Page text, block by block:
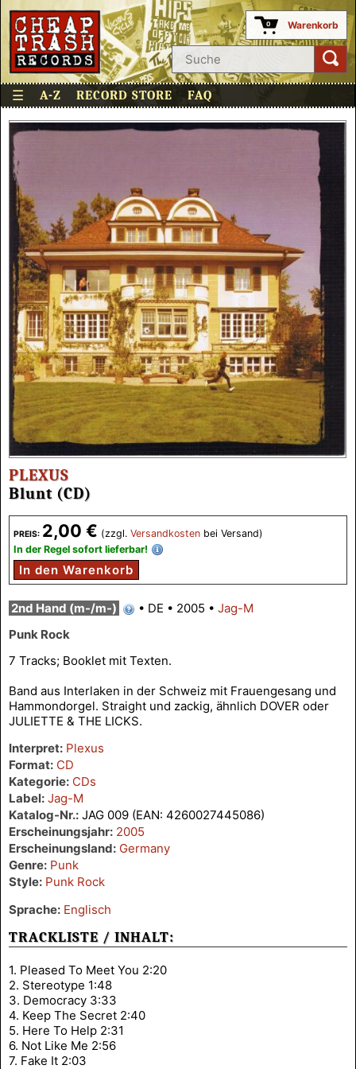
0 Warenkorb
☰ A-Z RECORD STORE FAQ
PREIS: 2,00 € (zzgl. Versandkosten bei Versand)
In der Regel sofort lieferbar!
In den Warenkorb
PLEXUS
Blunt (CD)
2nd Hand (m-/m-) • DE • 2005 • Jag-M
Punk Rock
7 Tracks; Booklet mit Texten.
Band aus Interlaken in der Schweiz mit Frauengesang und
Hammondorgel. Straight und zackig, ähnlich DOVER oder
JULIETTE & THE LICKS.
Interpret: Plexus
Format: CD
Kategorie: CDs
Label: Jag-M
Katalog-Nr.: JAG 009 (EAN: 4260027445086)
Erscheinungsjahr: 2005
Erscheinungsland: Germany
Genre: Punk
Style: Punk Rock
Sprache: Englisch
TRACKLISTE / INHALT:
1. Pleased To Meet You 2:20
2. Stereotype 1:48
3. Democracy 3:33
4. Keep The Secret 2:40
5. Here To Help 2:31
6. Not Like Me 2:56
7. Fake It 2:03